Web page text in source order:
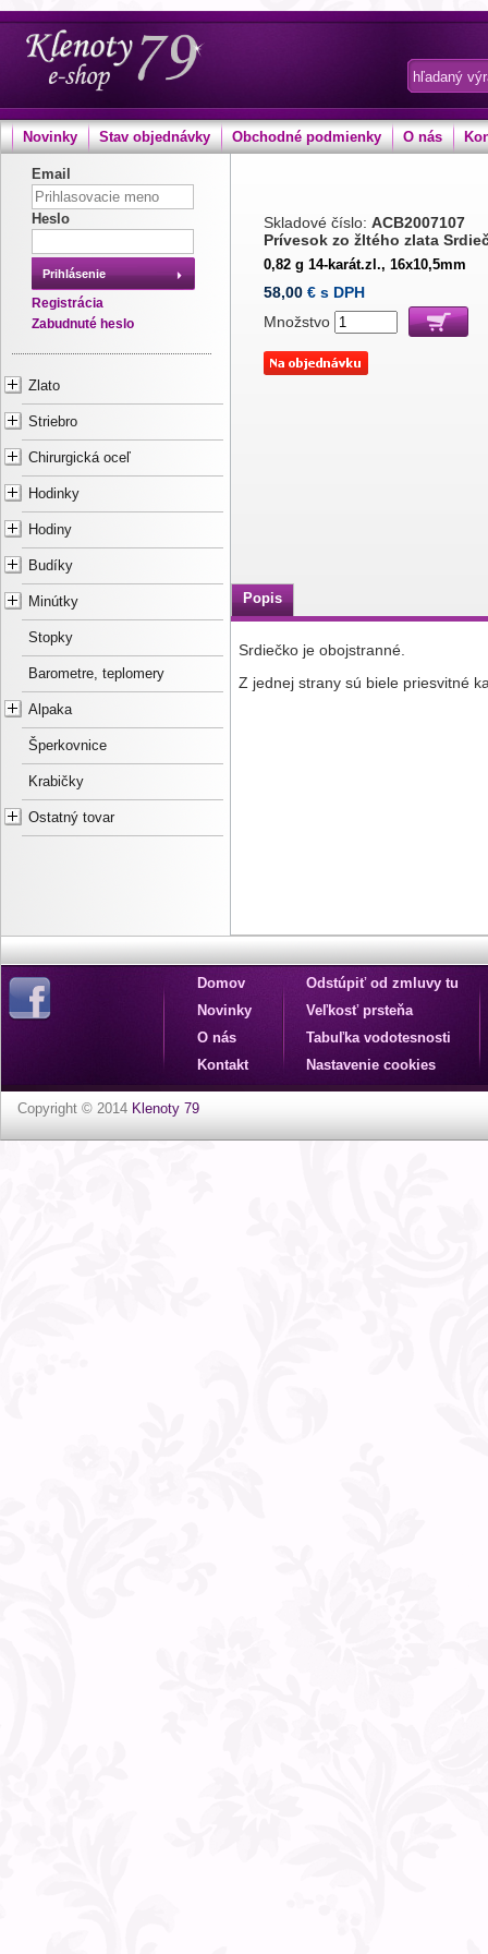
Novinky Stav objednávky Obchodné podmienky O nás
Email
Heslo
Prihlásenie
Registrácia
Zabudnuté heslo
Zlato
Striebro
Chirurgická oceľ
Hodinky
Hodiny
Budíky
Minútky
Stopky
Barometre, teplomery
Alpaka
Šperkovnice
Krabičky
Ostatný tovar
Skladové číslo: ACB2007107
Prívesok zo žltého zlata
0,82 g 14-karát.zl., 16x10,5mm
58,00 € s DPH
Množstvo
Popis
Srdiečko je obojstranné.
Z jednej strany sú biele priesvitné
Domov
Novinky
O nás
Kontakt
Odstúpiť od zmluvy tu
Veľkosť prsteňa
Tabuľka vodotesnosti
Nastavenie cookies
Copyright © 2014 Klenoty 79